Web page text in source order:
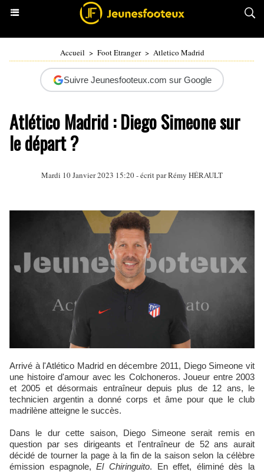
Accueil > Foot Etranger > Atletico Madrid
Suivre Jeunesfooteux.com sur Google
Atlético Madrid : Diego Simeone sur
le départ ?
Mardi 10 Janvier 2023 15:20 - écrit parRémy HÉRAULT
Arrivé à l'Atlético Madrid en décembre 2011, Diego Simeone vit
une histoire d'amour avec les Colchoneros. Joueur entre 2003
et 2005 et désormais entraîneur depuis plus de 12 ans, le
technicien argentin a donné corps et âme pour que le club
madrilène atteigne le succès.
Dans le dur cette saison, Diego Simeone serait remis en
question par ses dirigeants et l'entraîneur de 52 ans aurait
décidé de tourner la page à la fin de la saison selon la célèbre
émission espagnole,El Chiringuito. En effet, éliminé dès la